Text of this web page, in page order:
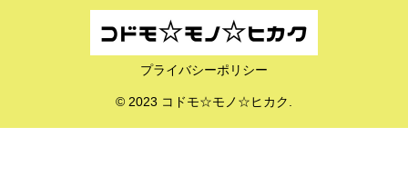
プライバシーポリシー
© 2023 コドモ☆モノ☆ヒカク.